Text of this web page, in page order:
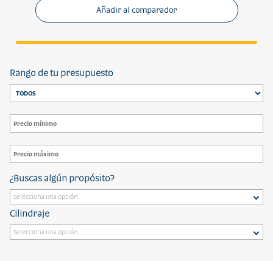
Añadir al comparador
Rango de tu presupuesto
¿Buscas algún propósito?
Cilindraje